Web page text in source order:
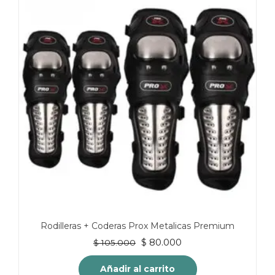
Rodilleras + Coderas Prox Metalicas Premium
$105.000
El
precio
original
$ 80.000
precio
actual
Añadir al carrito